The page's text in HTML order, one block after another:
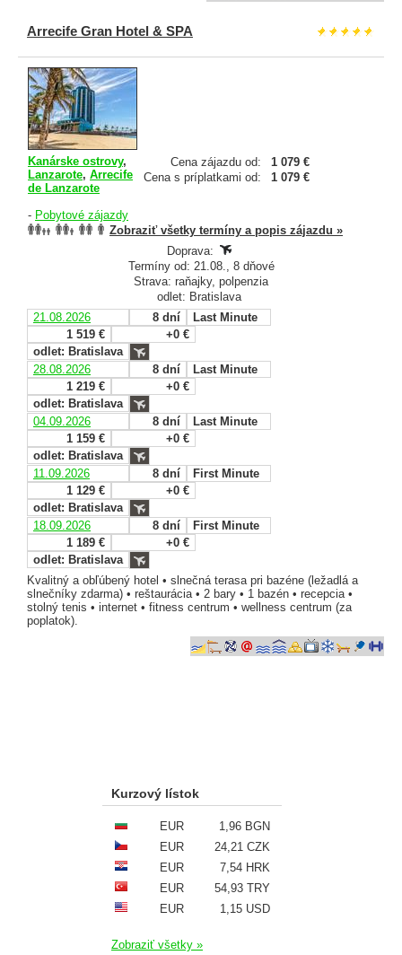
Arrecife Gran Hotel & SPA
Cena zájazdu od:
1 079 €
Cena s príplatkami od:
1 079 €
Kanárske ostrovy,
Lanzarote, Arrecife
de Lanzarote
- Pobytové zájazdy
Zobraziť všetky termíny a popis zájazdu »
Doprava:
Termíny od: 21.08., 8 dňové
Strava: raňajky, polpenzia
odlet: Bratislava
21.08.2026
8 dní
Last Minute
1 519 €
+0 €
odlet: Bratislava
28.08.2026
8 dní
Last Minute
1 219 €
+0 €
odlet: Bratislava
04.09.2026
8 dní
Last Minute
1 159 €
+0 €
odlet: Bratislava
11.09.2026
8 dní
First Minute
1 129 €
+0 €
odlet: Bratislava
18.09.2026
8 dní
First Minute
1 189 €
+0 €
odlet: Bratislava
Kvalitný a obľúbený hotel • slnečná terasa pri bazéne (ležadlá a
slnečníky zdarma) • reštaurácia • 2 bary • 1 bazén • recepcia •
stolný tenis • internet • fitness centrum • wellness centrum (za
poplatok).
Kurzový lístok
EUR
1,96 BGN
EUR
24,21 CZK
EUR
7,54 HRK
EUR
54,93 TRY
EUR
1,15 USD
Zobraziť všetky »